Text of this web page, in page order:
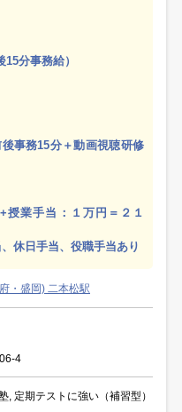
分事務給）
事務15分＋動画視聴研修
授業手当：１万円＝２１
休日手当、役職手当あり
・盛岡) 二本松駅
4
, 定期テストに強い（補習型）